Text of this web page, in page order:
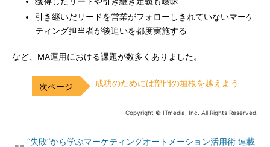
引き継いだリードを営業がフォローしきれていないマーケ
ティング担当者が後追いを都度実施する
など、MA運用における課題が数多くありました。
成功のためには部門の垣根を越えよう
Copyright © ITmedia, Inc. All Rights Reserved.
“失敗”から学ぶマーケティングオートメーション活用術 連載